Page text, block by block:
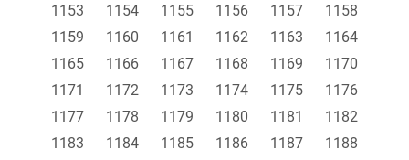
1153 1154 1155 1156 1157
1158
1159
1160 1161 1162 1163
1164
1165
1166 1167 1168 1169
1170
1171
1172 1173 1174 1175
1176
1177
1178 1179 1180 1181
1182
1183
1184 1185 1186 1187
1188